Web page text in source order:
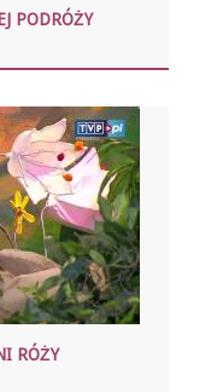
PODRÓŻY
RÓŻY